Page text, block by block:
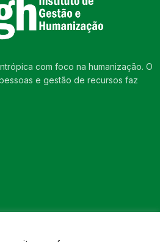
com foco na humanização. O
e gestão de recursos faz